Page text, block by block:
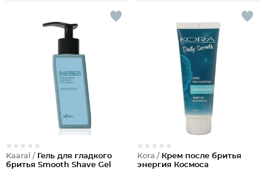
Kaaral / Гель для гладкого
бритья Smooth Shave Gel
Kora / Крем после бритья
энергия Космоса